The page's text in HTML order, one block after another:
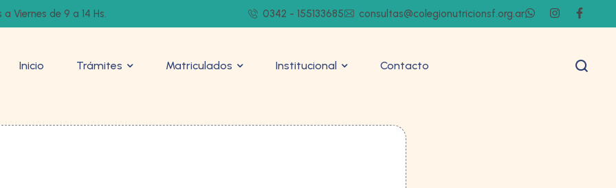
a Viernes de 9 a 14 Hs. 0342 - 155133685 consultas@colegionutricionsf.org.ar
Inicio Trámites Matriculados Institucional Contacto